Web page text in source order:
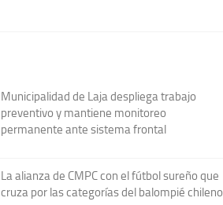
Municipalidad de Laja despliega trabajo
preventivo y mantiene monitoreo
permanente ante sistema frontal
La alianza de CMPC con el fútbol sureño que
cruza por las categorías del balompié chileno